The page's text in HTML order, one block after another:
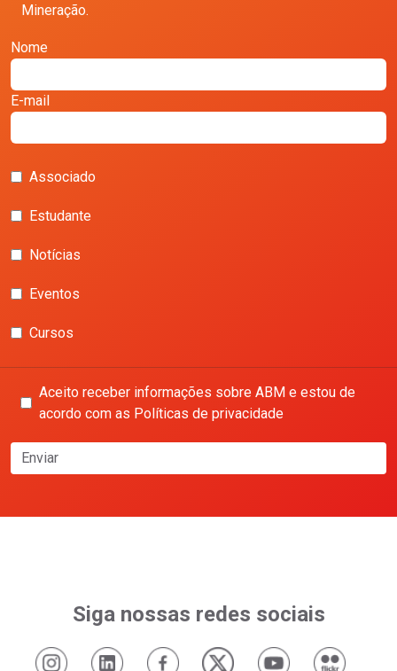
Mineração.
Nome
E-mail
Associado
Estudante
Notícias
Eventos
Cursos
Aceito receber informações sobre ABM e estou de
acordo com as Políticas de privacidade
Enviar
Siga nossas redes sociais